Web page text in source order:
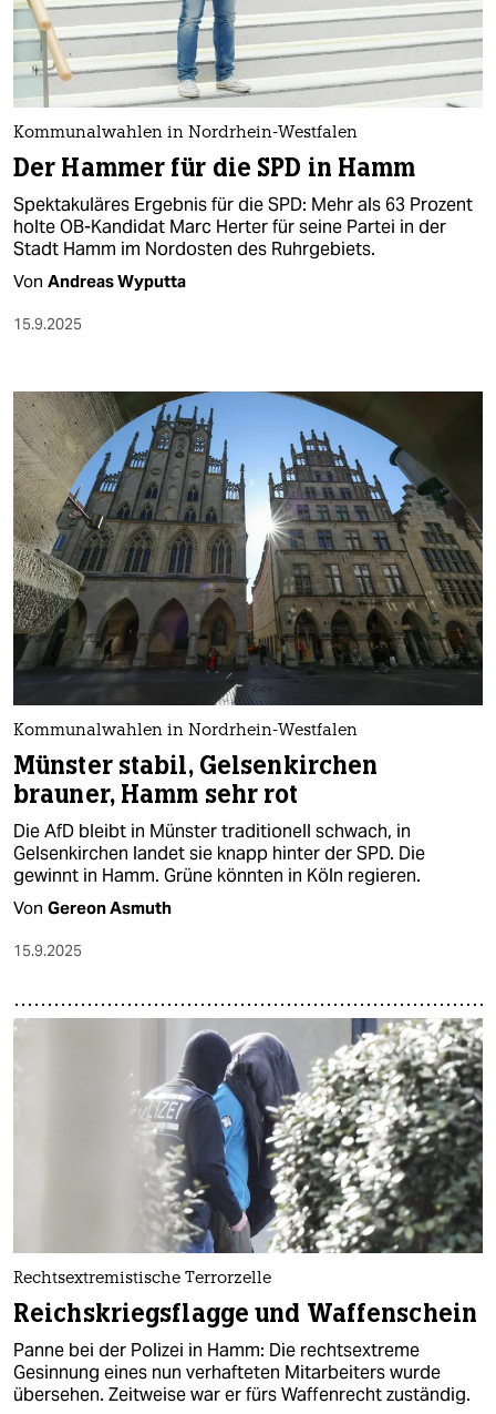
nord
wahrheit
verlag
verlag
veranstaltungen
shop
fragen & hilfe
abo
genossenschaft
epaper login
Kommunalwahlen in Nordrhein-Westfalen
Der Hammer für die SPD in Hamm
Spektakuläres Ergebnis für die SPD: Mehr als 63 Prozent
holte OB-Kandidat Marc Herter für seine Partei in der
Stadt Hamm im Nordosten des Ruhrgebiets.
Von Andreas Wyputta
15.9.2025
Kommunalwahlen in Nordrhein-Westfalen
Münster stabil, Gelsenkirchen
brauner, Hamm sehr rot
Die AfD bleibt in Münster traditionell schwach, in
Gelsenkirchen landet sie knapp hinter der SPD. Die
gewinnt in Hamm. Grüne könnten in Köln regieren.
Von Gereon Asmuth
15.9.2025
Rechtsextremistische Terrorzelle
Reichskriegsflagge und Waffenschein
Panne bei der Polizei in Hamm: Die rechtsextreme
Gesinnung eines nun verhafteten Mitarbeiters wurde
übersehen. Zeitweise war er fürs Waffenrecht zuständig.